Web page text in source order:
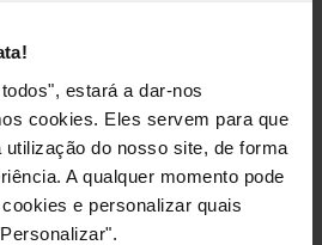
estará a dar-nos
cookies. Eles servem para que
do nosso site, de forma
A qualquer momento pode
e personalizar quais